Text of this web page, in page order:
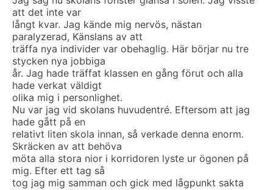
att det inte var
långt kvar. Jag kände mig nervös, nästan
paralyzerad, Känslans av att
träffa nya individer var obehaglig. Här börjar nu tre
stycken nya jobbiga
år. Jag hade träffat klassen en gång förut och alla
hade verkat väldigt
olika mig i personlighet.
Nu var jag vid skolans huvudentré. Eftersom att jag
hade gått på en
relativt liten skola innan, så verkade denna enorm.
Skräcken av att behöva
möta alla stora nior i korridoren lyste ur ögonen på
mig. Efter ett tag så
tog jag mig samman och gick med lågpunkt sakta